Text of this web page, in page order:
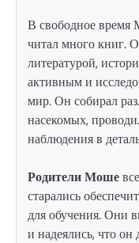
В свободное время
читал много книг.
литературой,
активным и
мир. Он собирал
насекомых,
наблюдения в
Родители Моше
старались
для обучения. Они
и надеялись, что он